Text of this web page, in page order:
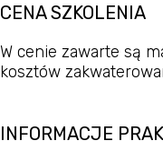
CENA SZKOLENIA
W cenie zawarte są
kosztów
INFORMACJE